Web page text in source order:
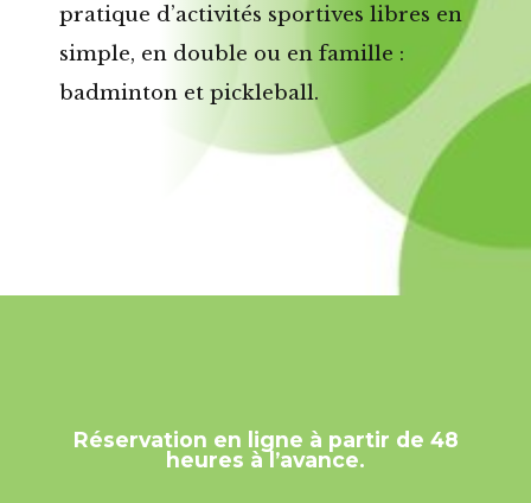
pratique d’activités sportives libres en
simple, en double ou en famille :
badminton et pickleball.
Réservation en ligne à partir de 48
heures à l’avance.